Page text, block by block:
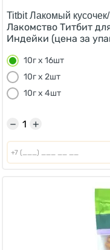
Titbit Лакомый кусочек/
Лакомство Титбит
Индейки (цена за
10г х 16шт
10г х 2шт
10г х 4шт
+
−